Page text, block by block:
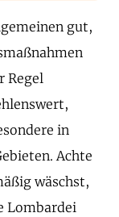
gut,
Regel
in
Achte
wäschst,
Lombardei